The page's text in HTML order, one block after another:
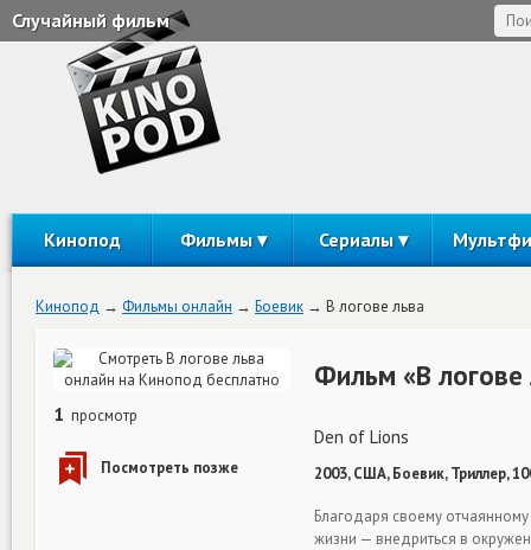
Случайный фильм
Кинопод Фильмы Сериалы
Кинопод Фильмы онлайн Боевик В логове льва
1 просмотр
Фильм «В логове
Den of Lions
2003, США, Боевик, Триллер,
Благодаря своему
жизни — внедриться в